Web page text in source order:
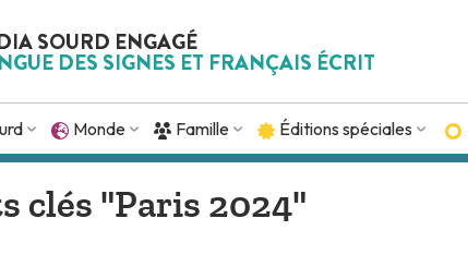
SOURD ENGAGÉ
DES SIGNES ET FRANÇAIS ÉCRIT
Monde Famille Éditions spéciales
clés "Paris 2024"